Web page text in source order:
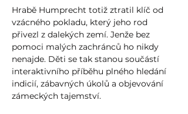
Hrabě Humprecht totiž ztratil klíč od
vzácného pokladu, který jeho rod
přivezl z dalekých zemí. Jenže bez
pomoci malých zachránců ho nikdy
nenajde. Děti se tak stanou součástí
interaktivního příběhu plného hledání
indicií, zábavných úkolů a objevování
zámeckých tajemství.